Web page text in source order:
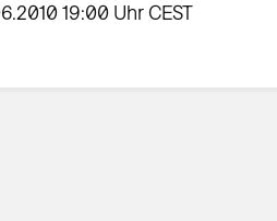
19:00 Uhr CEST